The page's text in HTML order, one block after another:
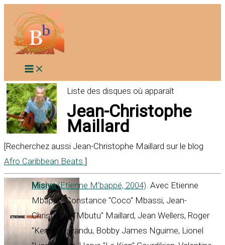
contenu
Liste des disques où apparaît
Jean-Christophe
Maillard
[Recherchez aussi Jean-Christophe Maillard sur le blog
Afro Caribbean Beats ]
Misiya(Etienne M’bappé, 2004). Avec Etienne
Mbappé, Constance "Coco" Mbassi, Jean-
Christophe "Mbutu" Maillard, Jean Wellers, Roger
"Kemp" Biwandu, Bobby James Nguime, Lionel